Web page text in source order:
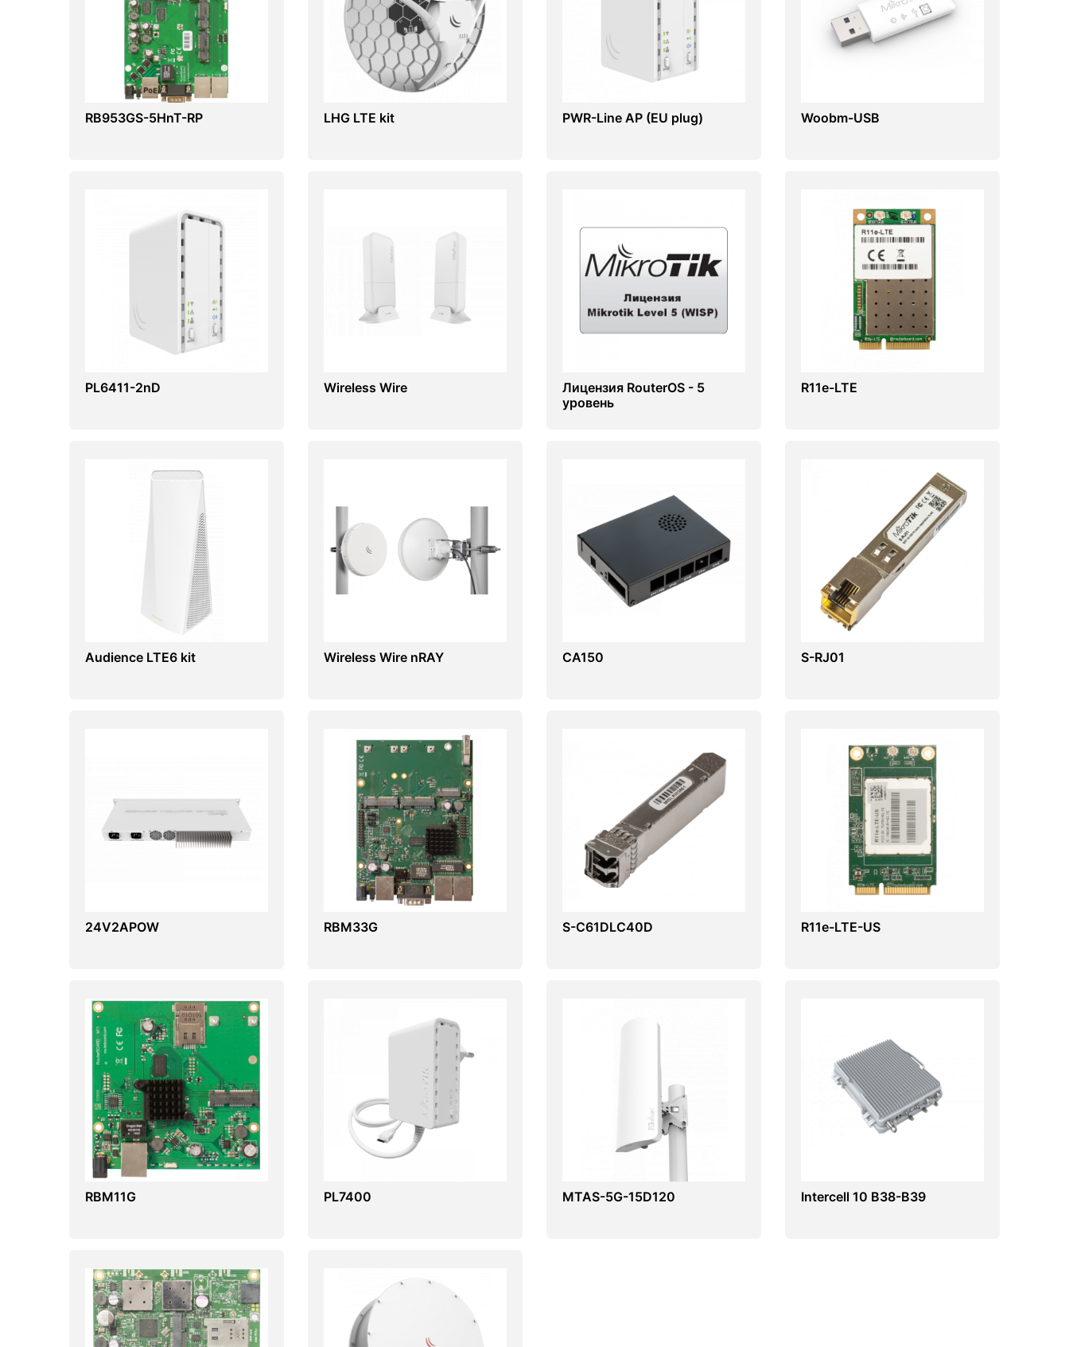
RB953GS-5HnT-RP LHG LTE kit PWR-Line AP (EU plug) Woobm-USB
PL6411-2nD Wireless Wire
Лицензия RouterOS - 5
уровень
R11e-LTE
Audience LTE6 kit Wireless Wire nRAY CA150 S-RJ01
24V2APOW RBM33G S-C61DLC40D R11e-LTE-US
RBM11G PL7400 MTAS-5G-15D120 Intercell 10 B38-B39